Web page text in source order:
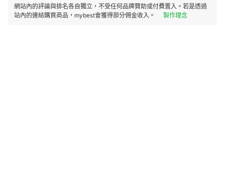
網站內的評論與排名各自獨立，不受任何品牌贊助或付費置入。若是透過
站內的連結購買商品，mybest會獲得部分佣金收入。
製作理念